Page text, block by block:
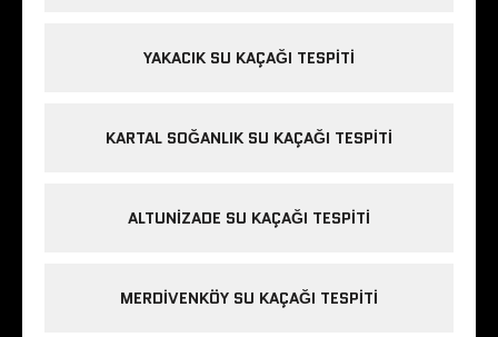
YAKACIK SU KAÇAĞI TESPITI
KARTAL SOĞANLIK SU KAÇAĞI TESPITI
ALTUNIZADE SU KAÇAĞI TESPITI
MERDIVENKÖY SU KAÇAĞI TESPITI